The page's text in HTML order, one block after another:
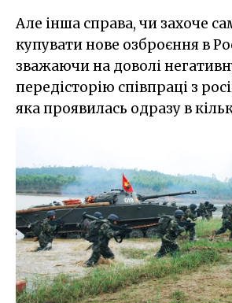
Але інша справа, чи захоче
купувати нове озброєння в
зважаючи на доволі
передісторію співпраці з
яка проявилась одразу в